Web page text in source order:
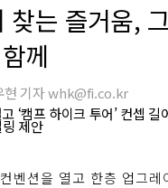
찾는 즐거움,
께
현 기자 whk@fi.co.kr
‘캠프 하이크 투어’ 컨셉
제안
벤션을 열고 한층 업그레